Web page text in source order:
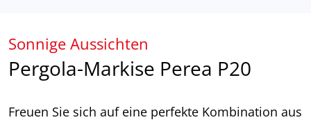
Sonnige Aussichten
Pergola-Markise Perea P20
Freuen Sie sich auf eine perfekte Kombination aus